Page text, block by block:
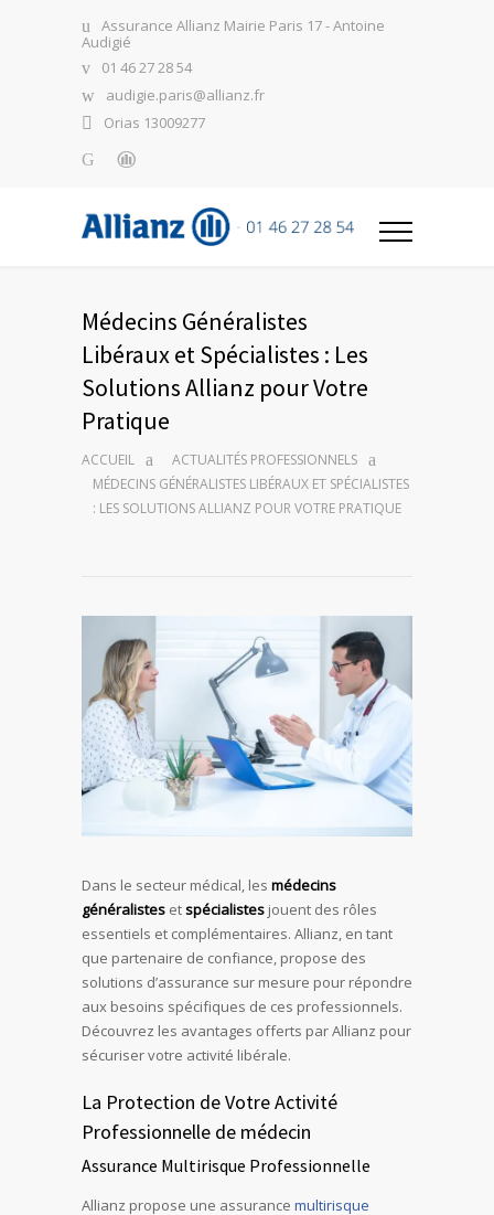
Assurance Allianz Mairie Paris 17 - Antoine
Audigié
01 46 27 28 54
audigie.paris@allianz.fr
Orias 13009277
Médecins Généralistes
Libéraux et Spécialistes : Les
Solutions Allianz pour Votre
Pratique
ACCUEIL
ACTUALITÉS PROFESSIONNELS
MÉDECINS GÉNÉRALISTES LIBÉRAUX ET SPÉCIALISTES
: LES SOLUTIONS ALLIANZ POUR VOTRE PRATIQUE
Dans le secteur médical, les médecins
généralistes etspécialistes jouent des rôles
essentiels et complémentaires. Allianz, en tant
que partenaire de confiance, propose des
solutions d’assurance sur mesure pour répondre
aux besoins spécifiques de ces professionnels.
Découvrez les avantages offerts par Allianz pour
sécuriser votre activité libérale.
La Protection de Votre Activité
Professionnelle de médecin
Assurance Multirisque Professionnelle
Allianz propose une assurance multirisque